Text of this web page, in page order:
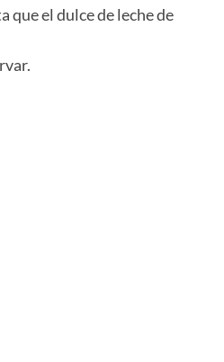
que el dulce de leche de